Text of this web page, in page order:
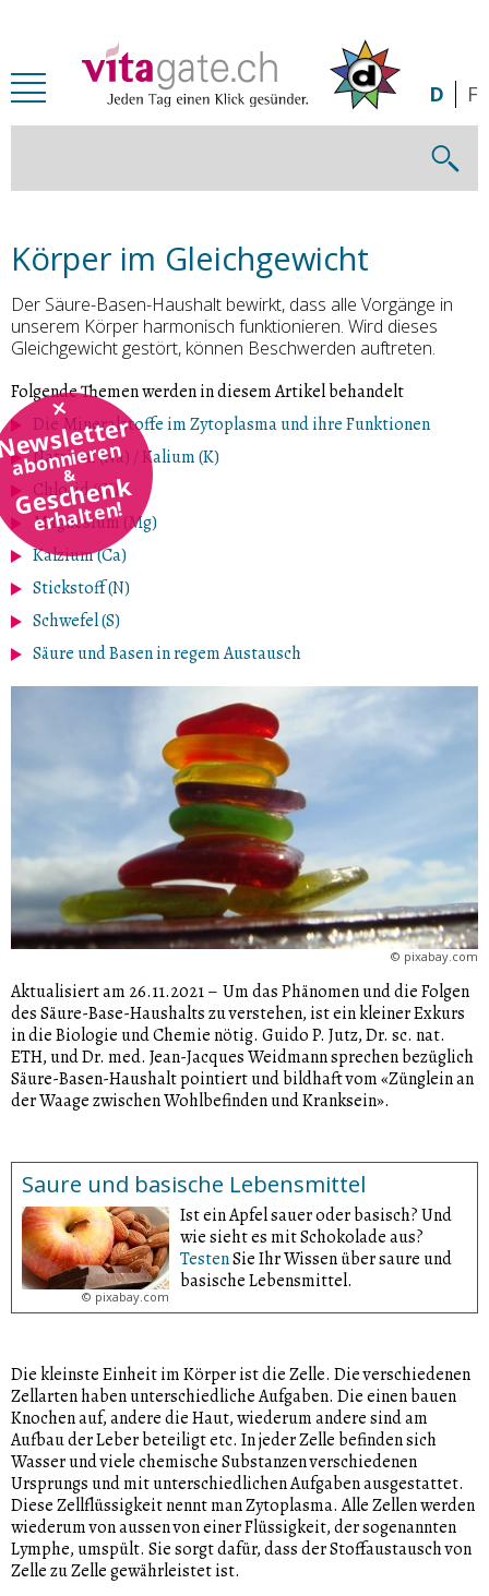
abonnieren
&
Geschenk
erhalten!
D F
Körper im Gleichgewicht
Der Säure-Basen-Haushalt bewirkt, dass alle Vorgänge in
unserem Körper harmonisch funktionieren. Wird dieses
Gleichgewicht gestört, können Beschwerden auftreten.
Folgende Themen werden in diesem Artikel behandelt
Die Mineralstoffe im Zytoplasma und ihre Funktionen
Natrium (Na) / Kalium (K)
Chlorid (CI)
Magnesium (Mg)
Kalzium (Ca)
Stickstoff (N)
Schwefel (S)
Säure und Basen in regem Austausch
© pixabay.com
Aktualisiert am 26.11.2021– Um das Phänomen und die Folgen
des Säure-Base-Haushalts zu verstehen, ist ein kleiner Exkurs
in die Biologie und Chemie nötig. Guido P. Jutz, Dr. sc. nat.
ETH, und Dr. med. Jean-Jacques Weidmann sprechen bezüglich
Säure-Basen-Haushalt pointiert und bildhaft vom «Zünglein an
der Waage zwischen Wohlbefinden und Kranksein».
Saure und basische Lebensmittel
© pixabay.com
Ist ein Apfel sauer oder basisch? Und
wie sieht es mit Schokolade aus?
TestenSie Ihr Wissen über saure und
basische Lebensmittel.
Die kleinste Einheit im Körper ist die Zelle. Die verschiedenen
Zellarten haben unterschiedliche Aufgaben. Die einen bauen
Knochen auf, andere die Haut, wiederum andere sind am
Aufbau der Leber beteiligt etc. In jeder Zelle befinden sich
Wasser und viele chemische Substanzen verschiedenen
Ursprungs und mit unterschiedlichen Aufgaben ausgestattet.
Diese Zellflüssigkeit nennt man Zytoplasma. Alle Zellen werden
wiederum von aussen von einer Flüssigkeit, der sogenannten
Lymphe, umspült. Sie sorgt dafür, dass der Stoffaustausch von
Zelle zu Zelle gewährleistet ist.